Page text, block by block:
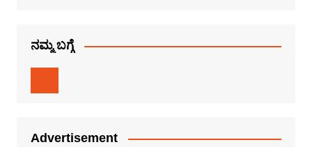
ನಮ್ಮ ಬಗ್ಗೆ
Advertisement